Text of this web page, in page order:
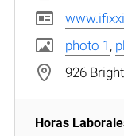
photo 1 ,
926